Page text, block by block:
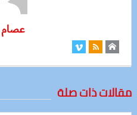
عصام
مقالات ذات صلة